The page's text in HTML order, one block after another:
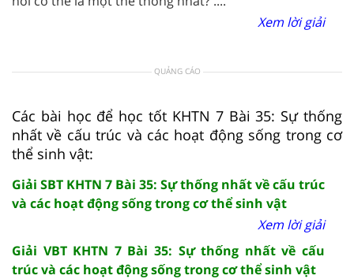
Xem lời giải
QUẢNG CÁO
Các bài học để học tốt KHTN 7 Bài 35: Sự thống
nhất về cấu trúc và các hoạt động sống trong cơ
thể sinh vật:
Giải SBT KHTN 7 Bài 35: Sự thống nhất về cấu trúc
và các hoạt động sống trong cơ thể sinh vật
Xem lời giải
Giải VBT KHTN 7 Bài 35: Sự thống nhất về cấu
trúc và các hoạt động sống trong cơ thể sinh vật